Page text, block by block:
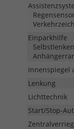
Einparkhilfe
Innenspiegel
Lenkung
Lichttechnik
Start/Stop-